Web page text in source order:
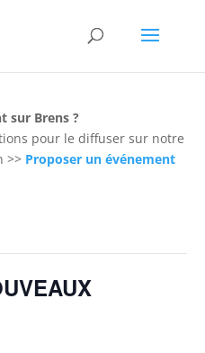
sur Brens ?
pour le diffuser sur notre
>> Proposer un événement